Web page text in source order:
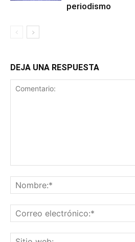
periodismo
DEJA UNA RESPUESTA